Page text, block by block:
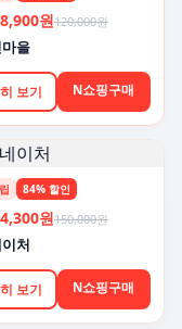
원120,000원
을
보기 N쇼핑구매
84% 할인
원150,000원
처
보기 N쇼핑구매